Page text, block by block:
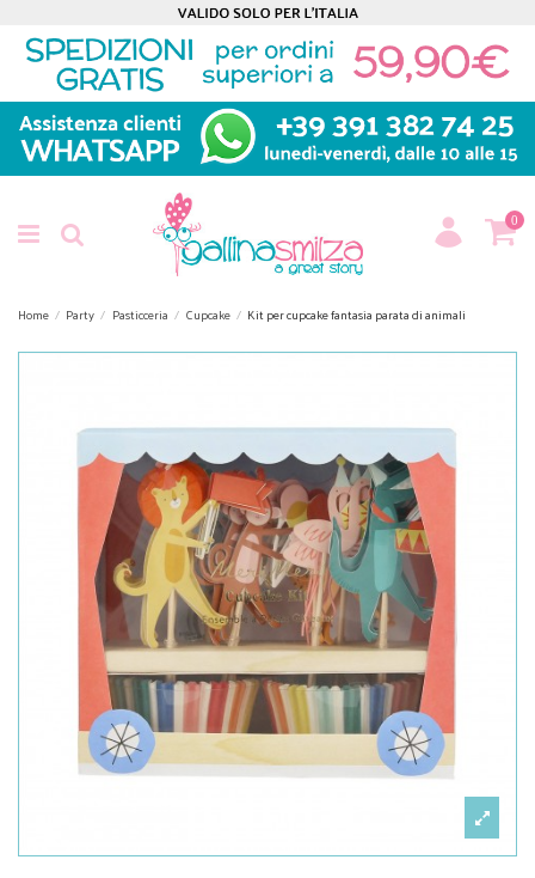
0
Home Party Pasticceria Cupcake Kit per cupcake fantasia parata di animali